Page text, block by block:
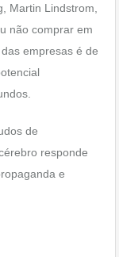
Martin Lindstrom,
não comprar em
empresas é de
de
responde
e